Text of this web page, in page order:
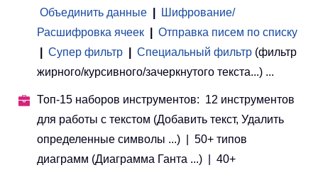
Объединить данные
Шифрование/
Расшифровка ячеек
Отправка писем по списку
Супер фильтр Специальный фильтр (фильтр
жирного/курсивного/зачеркнутого текста...) ...
Топ-15 наборов инструментов: 12 инструментов
для работы с текстом (Добавить текст, Удалить
определенные символы ...) | 50+ типов
диаграмм (Диаграмма Ганта ...) | 40+